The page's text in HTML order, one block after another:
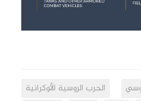
الحرب الروسية الأوكرانية